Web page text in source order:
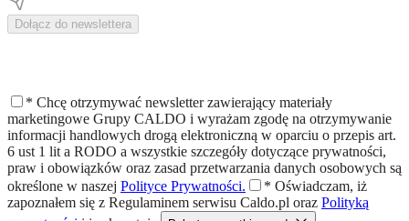
Dołącz do newslettera
* Chcę otrzymywać newsletter zawierający materiały
marketingowe Grupy CALDO i wyrażam zgodę na otrzymywanie
informacji handlowych drogą elektroniczną w oparciu o przepis art.
6 ust 1 lit a RODO a wszystkie szczegóły dotyczące prywatności,
praw i obowiązków oraz zasad przetwarzania danych osobowych są
określone w naszej Polityce Prywatności. * Oświadczam, iż
zapoznałem się z Regulaminem serwisu Caldo.pl oraz Polityką